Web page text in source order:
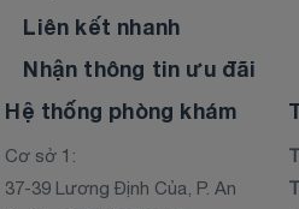
Liên kết nhanh
Nhận thông tin ưu đãi
Hệ thống phòng khám
Cơ sở 1:
37-39 Lương Định Của, P. An